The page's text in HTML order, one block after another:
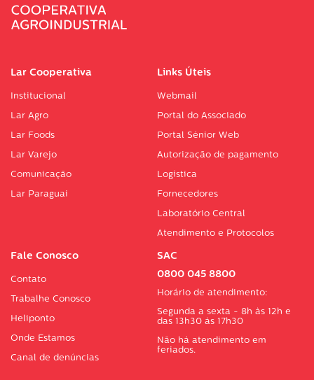
Lar Cooperativa
Institucional
Lar Agro
Lar Foods
Lar Varejo
Comunicação
Lar Paraguai
Links Úteis
Webmail
Portal do Associado
Portal Sénior Web
Autorização de pagamento
Logística
Fornecedores
Laboratório Central
Atendimento e Protocolos
Fale Conosco
Contato
Trabalhe Conosco
Heliponto
Onde Estamos
Canal de denúncias
SAC
0800 045 8800
Horário de atendimento:
Segunda a sexta - 8h às 12h e
das 13h30 às 17h30
Não há atendimento em
feriados.